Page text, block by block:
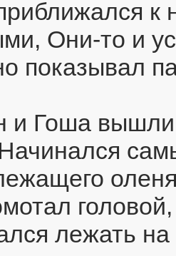
к
Они-то и
показывал
и Гоша вышли
лежать